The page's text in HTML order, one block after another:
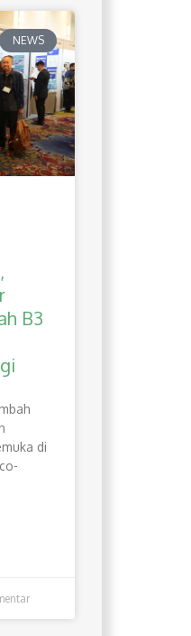
NEWS
B3
di